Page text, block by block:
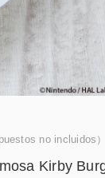
no incluidos）
Kirby